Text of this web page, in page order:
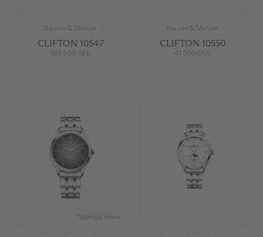
Baume & Mercier
CLIFTON 10547
168 500 SEK
Baume & Mercier
CLIFTON 10550
41 500 SEK
Tillgänglig online